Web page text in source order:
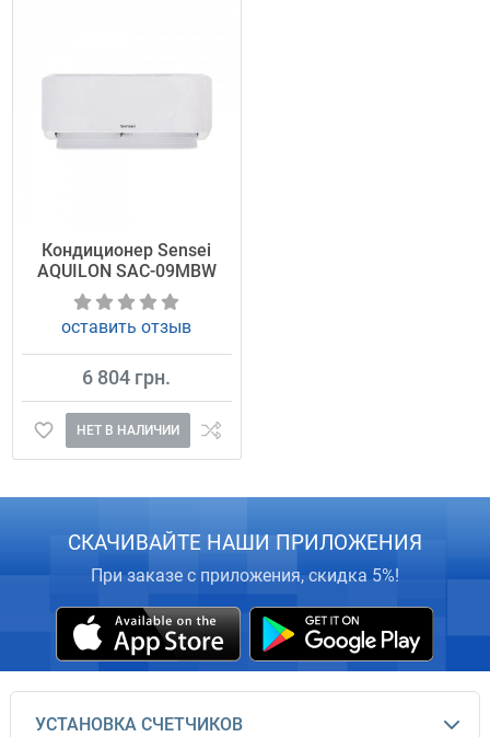
Кондиционер Sensei
AQUILON SAC-09MBW
оставить отзыв
6 804 грн.
НЕТ В НАЛИЧИИ
СКАЧИВАЙТЕ НАШИ ПРИЛОЖЕНИЯ
При заказе с приложения, скидка 5%!
УСТАНОВКА СЧЕТЧИКОВ